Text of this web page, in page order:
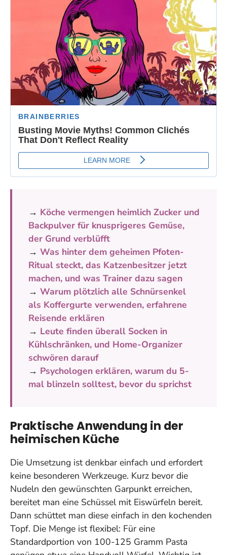
→ Köche vermengen heimlich Zucker und
Backpulver für knusprigeres Gemüse,
der Grund verblüfft
→ Was hinter dem geheimen Pfoten-
Ritual steckt, das Katzenbesitzer jetzt
machen, und was Trainer dazu sagen
→ Warum plötzlich alle Schnürsenkel
als Koffergurte verwenden, erfahrene
Reisende erklären
→ Leute finden überall Socken in
Kühlschränken, und Home-Organizer
schwören darauf
→ Psychologen erklären, warum du 5-
mal blinzeln solltest, bevor du sprichst
Praktische Anwendung in der
heimischen Küche
Die Umsetzung ist denkbar einfach und erfordert
keine besonderen Werkzeuge. Kurz bevor die
Nudeln den gewünschten Garpunkt erreichen,
bereitet man eine Schüssel mit Eiswürfeln bereit.
Dann schüttet man diese einfach in den kochenden
Topf. Die Menge ist flexibel: Für eine
Standardportion von 100-125 Gramm Pasta